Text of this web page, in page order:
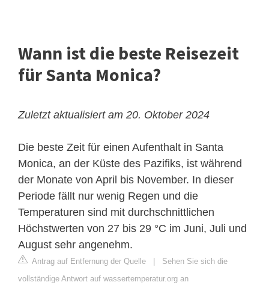
Wann ist die beste Reisezeit
für Santa Monica?
Zuletzt aktualisiert am 20. Oktober 2024
Die beste Zeit für einen Aufenthalt in Santa
Monica, an der Küste des Pazifiks, ist während
der Monate von April bis November. In dieser
Periode fällt nur wenig Regen und die
Temperaturen sind mit durchschnittlichen
Höchstwerten von 27 bis 29 °C im Juni, Juli und
August sehr angenehm.
Antrag auf Entfernung der Quelle
Sehen Sie sich die
vollständige Antwort auf wassertemperatur.org an